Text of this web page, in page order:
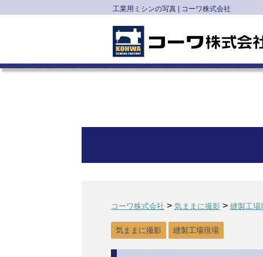
工業用ミシンの写真 | コーワ株式会社
コーワ株式会社 > 気ままに撮影 > 縫製工場
気ままに撮影 縫製工場現場